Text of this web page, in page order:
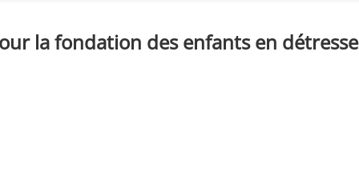
la fondation des enfants en détresse